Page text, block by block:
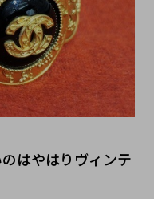
はやはりヴィンテ